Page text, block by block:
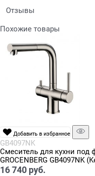
Отзывы
Похожие товары
Добавить в избранное
GB4097NK
Смеситель для кухни
GROCENBERG GB4097NK
16 740 руб.